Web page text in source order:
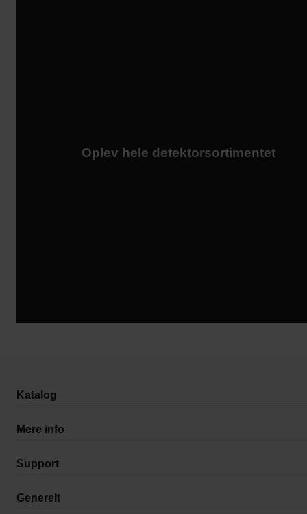
Oplev hele detektorsortimentet
Katalog
Mere info
Support
Generelt